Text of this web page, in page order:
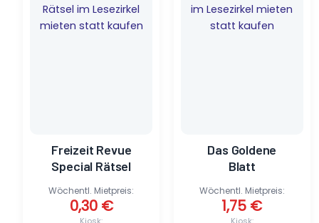
Freizeit Revue
Special Rätsel
war:
1,69 €
Wöchentl. Mietpreis:
0,30 €
ist:
0,30 €.
Das Goldene
Blatt
war:
2,59 €
Wöchentl. Mietpreis:
1,75 €
ist:
1,75 €.